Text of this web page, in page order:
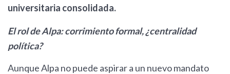
universitaria consolidada.
El rol de Alpa: corrimiento formal, ¿centralidad
política?
Aunque Alpa no puede aspirar a un nuevo mandato